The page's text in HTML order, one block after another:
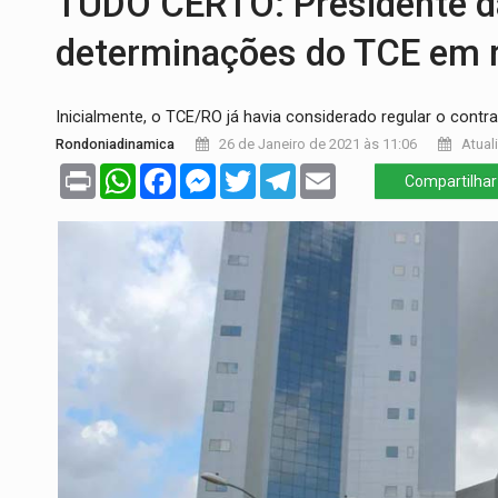
Incêndio
VÍDEO:Ladrão é filmado furtando moto
BOLSAS DE PESQUISA:Iniciativa
MATERIAL:Brasil tem grandes reservas
determinações do TCE em
Inicialmente, o TCE/RO já havia considerado regular o
Rondoniadinamica 26 de Janeiro de 2021 às 11:06
Print WhatsAppFacebookMessenger
TwitterTelegram Compartilhar